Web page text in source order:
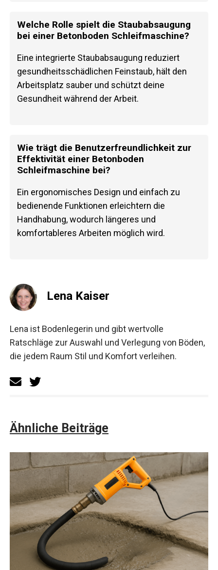
Welche Rolle spielt die Staubabsaugung
bei einer Betonboden Schleifmaschine?
Eine integrierte Staubabsaugung reduziert
gesundheitsschädlichen Feinstaub, hält den
Arbeitsplatz sauber und schützt deine
Gesundheit während der Arbeit.
Wie trägt die Benutzerfreundlichkeit zur
Effektivität einer Betonboden
Schleifmaschine bei?
Ein ergonomisches Design und einfach zu
bedienende Funktionen erleichtern die
Handhabung, wodurch längeres und
komfortableres Arbeiten möglich wird.
Lena Kaiser
Lena ist Bodenlegerin und gibt wertvolle
Ratschläge zur Auswahl und Verlegung von Böden,
die jedem Raum Stil und Komfort verleihen.
Ähnliche Beiträge